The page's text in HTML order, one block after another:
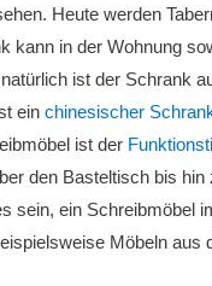
Heute werden
in der Wohnung
ist der Schrank
ein chinesischer
ist der
den Basteltisch bis
sein, ein Schreibmöbel
Möbeln aus